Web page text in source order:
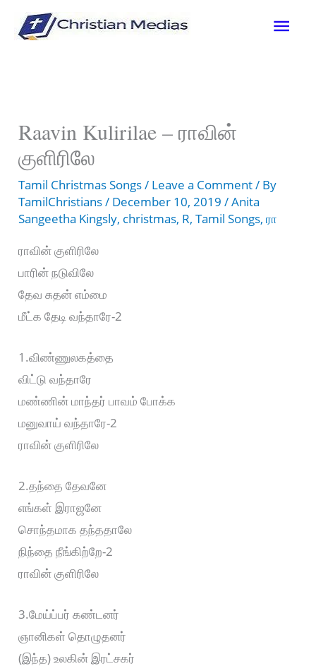
Raavin Kulirilae – ராவின்
குளிரிலே
Tamil Christmas Songs/ Leave a Comment/ By
TamilChristians/ December 10, 2019/Anita
Sangeetha Kingsly, christmas, R,Tamil Songs,ரா
ராவின் குளிரிலே
பாரின் நடுவிலே
தேவ சுதன் எம்மை
மீட்க தேடி வந்தாரே-2
1.விண்ணுலகத்தை
விட்டு வந்தாரே
மண்ணின் மாந்தர் பாவம் போக்க
மனுவாய் வந்தாரே-2
ராவின் குளிரிலே
2.தந்தை தேவனே
எங்கள் இராஜனே
சொந்தமாக தந்ததாலே
நிந்தை நீங்கிற்றே-2
ராவின் குளிரிலே
3.மேய்ப்பர் கண்டனர்
ஞானிகள் தொழுதனர்
(இந்த) உலகின் இரட்சகர்